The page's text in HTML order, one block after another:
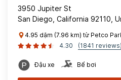
3950 Jupiter St
San Diego, California 92110,
4.95 dặm (7.96 km) từ Petco
4.30
(1841 reviews)
Đậu xe Bể bơi